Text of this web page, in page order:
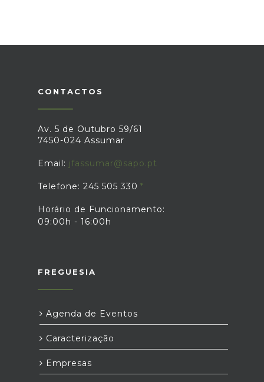
CONTACTOS
Av. 5 de Outubro 59/61
7450-024 Assumar
Email: jfassumar@sapo.pt
Telefone: 245 505 330
Horário de Funcionamento:
09:00h - 16:00h
FREGUESIA
Agenda de Eventos
Caracterização
Empresas